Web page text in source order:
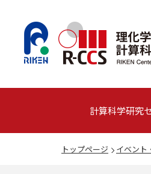
計算科学研究
トップページ イベント